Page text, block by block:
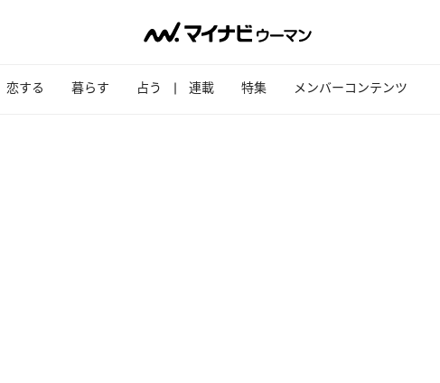
恋する 暮らす 占う 連載 特集 メンバーコンテンツ